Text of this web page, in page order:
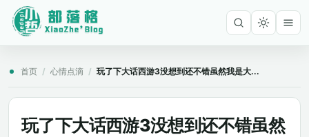
首页 / 心情点滴 / 玩了下大话西游3没想到还不错虽然我是大...
玩了下大话西游3没想到还不错虽然